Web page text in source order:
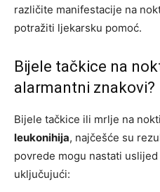
različite manifestacije na
potražiti ljekarsku pomoć.
Bijele tačkice na
alarmantni znakovi?
Bijele tačkice ili mrlje na
leukonihija, najčešće su
povrede mogu nastati
uključujući: